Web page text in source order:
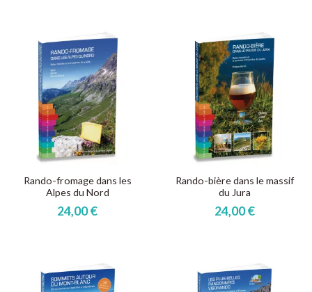
Rando-fromage dans les
Alpes du Nord
24,00 €
Rando-bière dans le massif
du Jura
24,00 €